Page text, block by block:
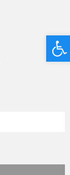
Deschide bara de unelte